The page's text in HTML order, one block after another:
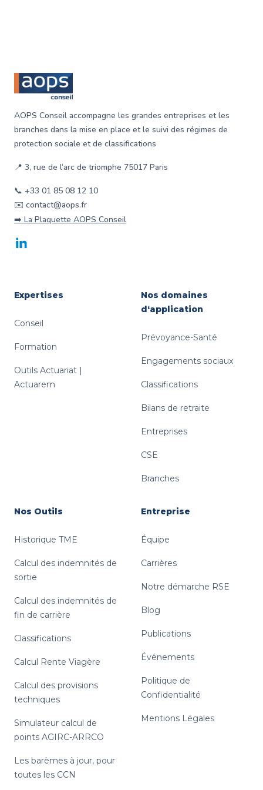
AOPS Conseil accompagne les grandes entreprises et les
branches dans la mise en place et le suivi des régimes de
protection sociale et de classifications
📍 3, rue de l‘arc de triomphe 75017 Paris
📞 +33 01 85 08 12 10
✉️ contact@aops.fr
➡️ La Plaquette AOPS Conseil
LinkedIn
Expertises
Conseil
Formation
Outils Actuariat |
Actuarem
Nos domaines
d‘application
Prévoyance-Santé
Engagements sociaux
Classifications
Bilans de retraite
Entreprises
CSE
Branches
Nos Outils
Historique TME
Calcul des indemnités de
sortie
Calcul des indemnités de
fin de carrière
Classifications
Calcul Rente Viagère
Calcul des provisions
techniques
Simulateur calcul de
points AGIRC-ARRCO
Les barèmes à jour, pour
toutes les CCN
Entreprise
Équipe
Carrières
Notre démarche RSE
Blog
Publications
Événements
Politique de
Confidentialité
Mentions Légales